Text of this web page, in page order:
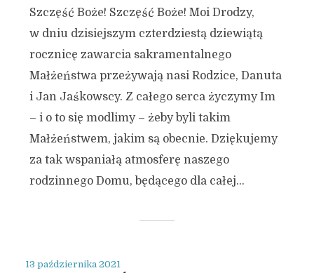
Szczęść Boże! Szczęść Boże! Moi Drodzy,
w dniu dzisiejszym czterdziestą dziewiątą
rocznicę zawarcia sakramentalnego
Małżeństwa przeżywają nasi Rodzice, Danuta
i Jan Jaśkowscy. Z całego serca życzymy Im
– i o to się modlimy – żeby byli takim
Małżeństwem, jakim są obecnie. Dziękujemy
za tak wspaniałą atmosferę naszego
rodzinnego Domu, będącego dla całej...
13 października 2021